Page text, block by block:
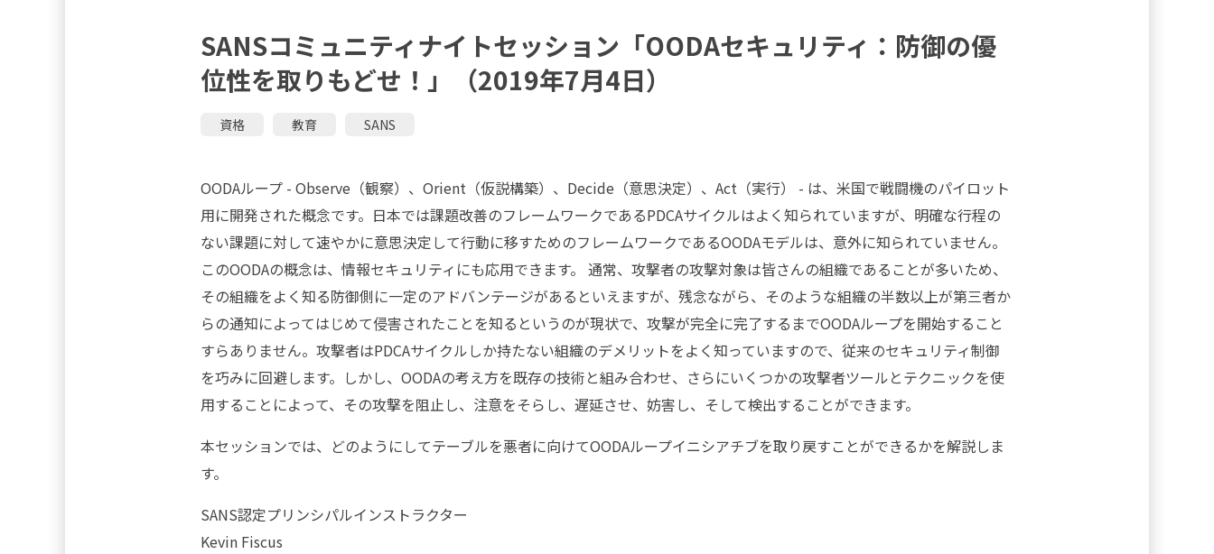
SANSコミュニティナイトセッション「OODAセキュリティ：防御の優
位性を取りもどせ！」（2019年7月4日）
資格 教育 SANS
OODAループ - Observe（観察）、Orient（仮説構築）、Decide（意思決定）、Act（実行） - は、米国で戦闘機のパイロット
用に開発された概念です。日本では課題改善のフレームワークであるPDCAサイクルはよく知られていますが、明確な行程の
ない課題に対して速やかに意思決定して行動に移すためのフレームワークであるOODAモデルは、意外に知られていません。
このOODAの概念は、情報セキュリティにも応用できます。 通常、攻撃者の攻撃対象は皆さんの組織であることが多いため、
その組織をよく知る防御側に一定のアドバンテージがあるといえますが、残念ながら、そのような組織の半数以上が第三者か
らの通知によってはじめて侵害されたことを知るというのが現状で、攻撃が完全に完了するまでOODAループを開始すること
すらありません。攻撃者はPDCAサイクルしか持たない組織のデメリットをよく知っていますので、従来のセキュリティ制御
を巧みに回避します。しかし、OODAの考え方を既存の技術と組み合わせ、さらにいくつかの攻撃者ツールとテクニックを使
用することによって、その攻撃を阻止し、注意をそらし、遅延させ、妨害し、そして検出することができます。
本セッションでは、どのようにしてテーブルを悪者に向けてOODAループイニシアチブを取り戻すことができるかを解説しま
す。
SANS認定プリンシパルインストラクター
Kevin Fiscus